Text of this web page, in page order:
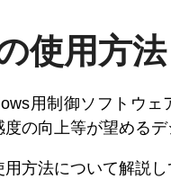
使用方法
用制御ソフトウ
の向上等が望める
方法について解説し